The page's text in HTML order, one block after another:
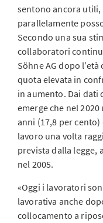
sentono ancora
parallelamente
Secondo una sua
collaboratori
Söhne AG dopo
quota elevata in
in aumento. Dai dati
emerge che nel 2020
anni (17,8 per
lavoro una volta
prevista dalla legge,
nel 2005.
«Oggi i lavoratori
lavorativa anche
collocamento a